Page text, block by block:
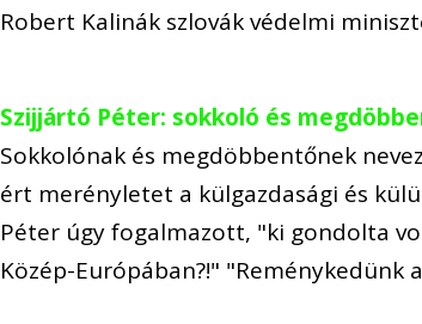
Robert Kalinák szlovák védelmi
Szijjártó Péter: sokkoló és
Sokkolónak és megdöbbentőnek
ért merényletet a külgazdasági és
Péter úgy fogalmazott, "ki gondolta
Közép-Európában?!"